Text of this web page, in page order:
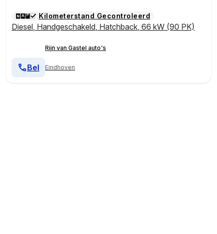
Kilometerstand Gecontroleerd
Diesel, Handgeschakeld, Hatchback, 66 kW (90 PK)
Rijn van Gastel auto's
Eindhoven
Bel